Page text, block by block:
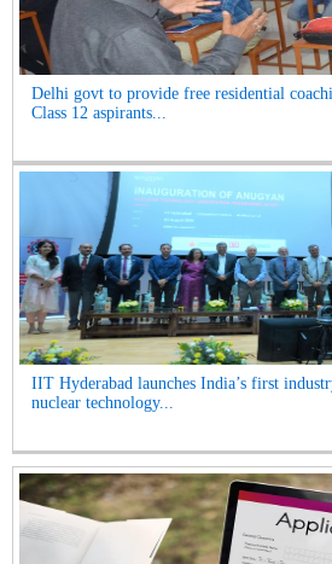
Delhi govt to provide free residential
Class 12 aspirants...
IIT Hyderabad launches India’s first
nuclear technology...